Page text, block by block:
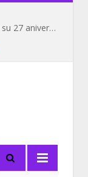
Barack y Michelle Obama celebran hoy su 27 aniversario de bodas